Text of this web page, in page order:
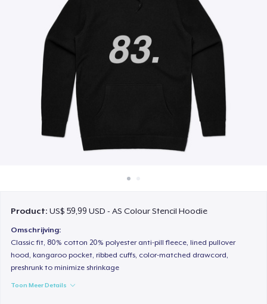
Verkoop alles
Product:US$ 59,99 USD - AS Colour Stencil Hoodie
Omschrijving:
Classic fit, 80% cotton 20% polyester anti-pill fleece, lined pullover
hood, kangaroo pocket, ribbed cuffs, color-matched drawcord,
preshrunk to minimize shrinkage
Toon Meer Details